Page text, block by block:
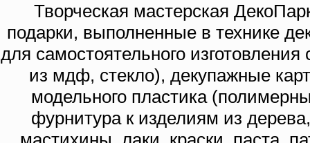
Творческая мастерская
подарки, выполненные в технике
для самостоятельного
из мдф, стекло), декупажные
модельного пластика
фурнитура к изделиям из